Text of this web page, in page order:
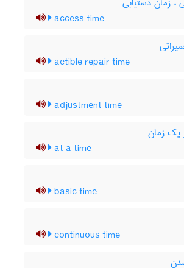
access time
actible repair time
adjustment time
یک زمان
at a time
basic time
continuous time